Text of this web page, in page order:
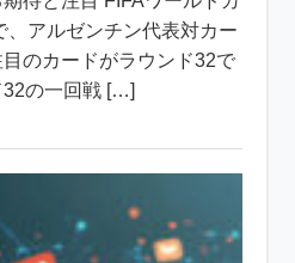
、アルゼンチン代表対カー
のカードがラウンド32で
32の一回戦 […]